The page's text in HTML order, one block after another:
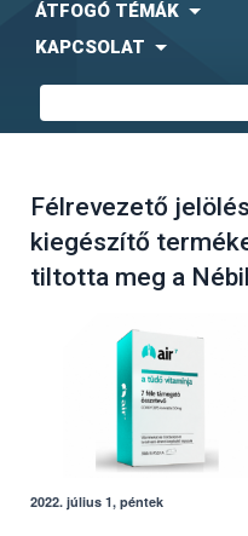
ÁTFOGÓ TÉMÁK
KAPCSOLAT
Félrevezető
kiegészítő
tiltotta meg a
2022. július 1, péntek